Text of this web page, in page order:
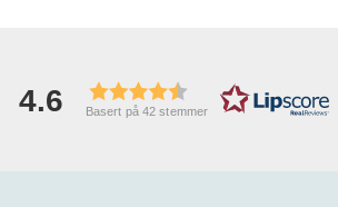
4.6 Basert på 42 stemmer